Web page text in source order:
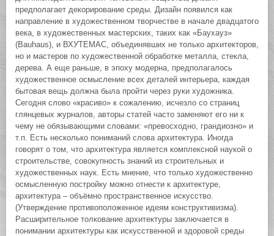
предполагает декорирование среды. Дизайн появился как
направление в художественном творчестве в начале двадцатого
века, в художественных мастерских, таких как «Баухауз»
(Bauhaus), и ВХУТЕМАС, объединявших не только архитекторов,
но и мастеров по художественной обработке металла, стекла,
дерева. А еще раньше, в эпоху модерна, предполагалось
художественное осмысление всех деталей интерьера, каждая
бытовая вещь должна была пройти через руки художника.
Сегодня слово «красиво» к сожалению, исчезло со страниц
глянцевых журналов, авторы статей часто заменяют его ни к
чему не обязывающими словами: «превосходно, грандиозно» и
т.п. Есть несколько пониманий слова архитектура. Иногда
говорят о том, что архитектура является комплексной наукой о
строительстве, совокупность знаний из строительных и
художественных наук. Есть мнение, что только художественно
осмысленную постройку можно отнести к архитектуре,
архитектура – объёмно пространственное искусство.
(Утверждение противоположенное идеям конструктивизма).
Расширительное толкование архитектуры заключается в
понимании архитектуры как искусственной и здоровой среды